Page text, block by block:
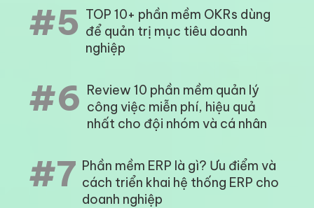
#5 TOP 10+ phần mềm OKRs dùng
để quản trị mục tiêu doanh
nghiệp
#6 Review 10 phần mềm quản lý
công việc miễn phí, hiệu quả
nhất cho đội nhóm và cá nhân
#7 Phần mềm ERP là gì? Ưu điểm và
cách triển khai hệ thống ERP cho
doanh nghiệp